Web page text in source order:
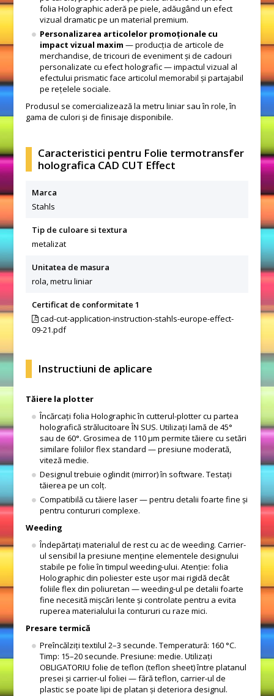
folia Holographic aderă pe piele, adăugând un efect
vizual dramatic pe un material premium.
Personalizarea articolelor promoționale cu
impact vizual maxim — producția de articole de
merchandise, de tricouri de eveniment și de cadouri
personalizate cu efect holografic — impactul vizual al
efectului prismatic face articolul memorabil și partajabil
pe rețelele sociale.
Produsul se comercializează la metru liniar sau în role, în
gama de culori și de finisaje disponibile.
Caracteristici pentru Folie termotransfer
holografica CAD CUT Effect
Marca
Stahls
Tip de culoare si textura
metalizat
Unitatea de masura
rola, metru liniar
Certificat de conformitate 1
cad-cut-application-instruction-stahls-europe-effect-
09-21.pdf
Instructiuni de aplicare
Tăiere la plotter
Încărcați folia Holographic în cutterul-plotter cu partea
holografică strălucitoare ÎN SUS. Utilizați lamă de 45°
sau de 60°. Grosimea de 110 μm permite tăiere cu setări
similare foliilor flex standard — presiune moderată,
viteză medie.
Designul trebuie oglindit (mirror) în software. Testați
tăierea pe un colț.
Compatibilă cu tăiere laser — pentru detalii foarte fine și
pentru contururi complexe.
Weeding
Îndepărtați materialul de rest cu ac de weeding. Carrier-
ul sensibil la presiune menține elementele designului
stabile pe folie în timpul weeding-ului. Atenție: folia
Holographic din poliester este ușor mai rigidă decât
foliile flex din poliuretan — weeding-ul pe detalii foarte
fine necesită mișcări lente și controlate pentru a evita
ruperea materialului la contururi cu raze mici.
Presare termică
Preîncălziți textilul 2–3 secunde. Temperatură: 160 °C.
Timp: 15–20 secunde. Presiune: medie. Utilizați
OBLIGATORIU folie de teflon (teflon sheet) între platanul
presei și carrier-ul foliei — fără teflon, carrier-ul de
plastic se poate lipi de platan și deteriora designul.